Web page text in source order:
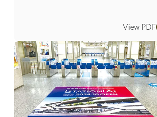
View PDF